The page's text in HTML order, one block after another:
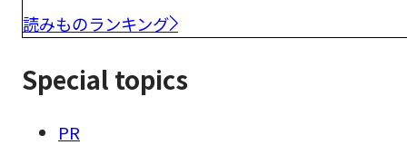
読みものランキング
Special topics
PR